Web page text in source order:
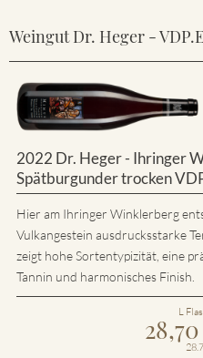
Weingut Dr. Heger -
2022 Dr. Heger - Ihringer
Spätburgunder trocken
Hier am Ihringer Winklerberg
Vulkangestein ausdrucksstarke
zeigt hohe Sortentypizität, eine
Tannin und harmonisches Finish.
L
28,70